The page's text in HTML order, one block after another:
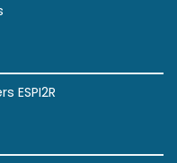
ESPI2R